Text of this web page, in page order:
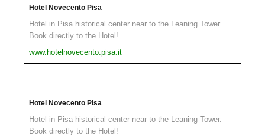
Hotel Novecento Pisa
Hotel in Pisa historical center near to the Leaning Tower.
Book directly to the Hotel!
www.hotelnovecento.pisa.it
Hotel Novecento Pisa
Hotel in Pisa historical center near to the Leaning Tower.
Book directly to the Hotel!